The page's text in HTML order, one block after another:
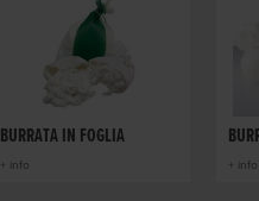
BURRATA IN FOGLIA
+ info + info